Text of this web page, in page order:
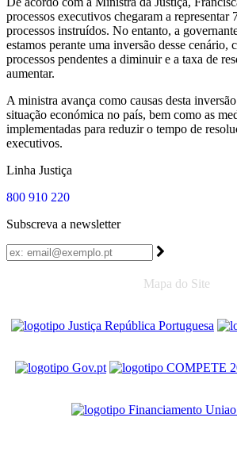
processos executivos chegaram a representar
processos instruídos. No entanto, a
estamos perante uma inversão desse cenário,
processos pendentes a diminuir e a taxa de
aumentar.
A ministra avança como causas desta
situação económica no país, bem como as
implementadas para reduzir o tempo de
executivos.
Linha Justiça
800 910 220
Subscreva a newsletter
Mapa do Site